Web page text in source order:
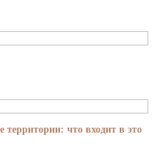
территории: что входит в это